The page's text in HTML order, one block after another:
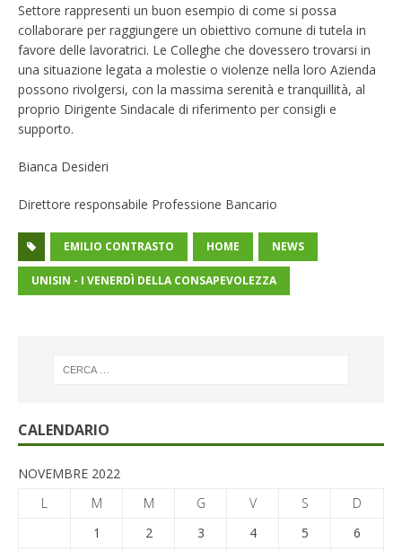
Settore rappresenti un buon esempio di come si possa
collaborare per raggiungere un obiettivo comune di tutela in
favore delle lavoratrici. Le Colleghe che dovessero trovarsi in
una situazione legata a molestie o violenze nella loro Azienda
possono rivolgersi, con la massima serenità e tranquillità, al
proprio Dirigente Sindacale di riferimento per consigli e
supporto.
Bianca Desideri
Direttore responsabile Professione Bancario
EMILIO CONTRASTO HOME NEWS
UNISIN - I VENERDÌ DELLA CONSAPEVOLEZZA
CALENDARIO
NOVEMBRE 2022
L
M M G V S
D
1
2 3 4 5
6